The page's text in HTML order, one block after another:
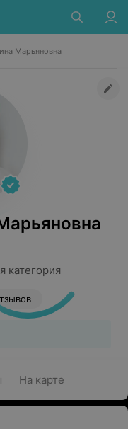
Марьяновна
На карте